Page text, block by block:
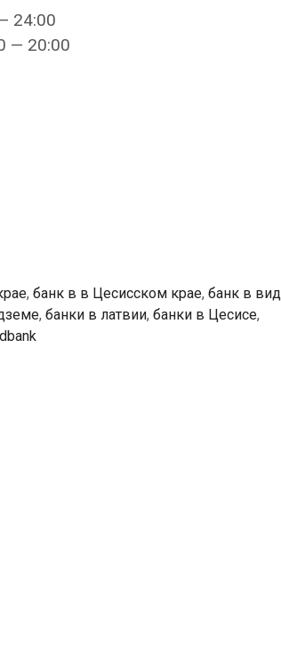
24:00
— 20:00
, банк в в Цесисском крае, банк в
, банки в латвии, банки в Цесисе,